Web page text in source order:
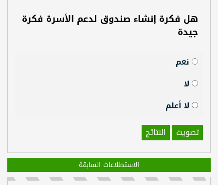
هل فكرة إنشاء صندوق لدعم الأسرة فكرة
جيدة
نعم
لا
لا أعلم
تصويت
النتائج
الاستطلاعات السابقة